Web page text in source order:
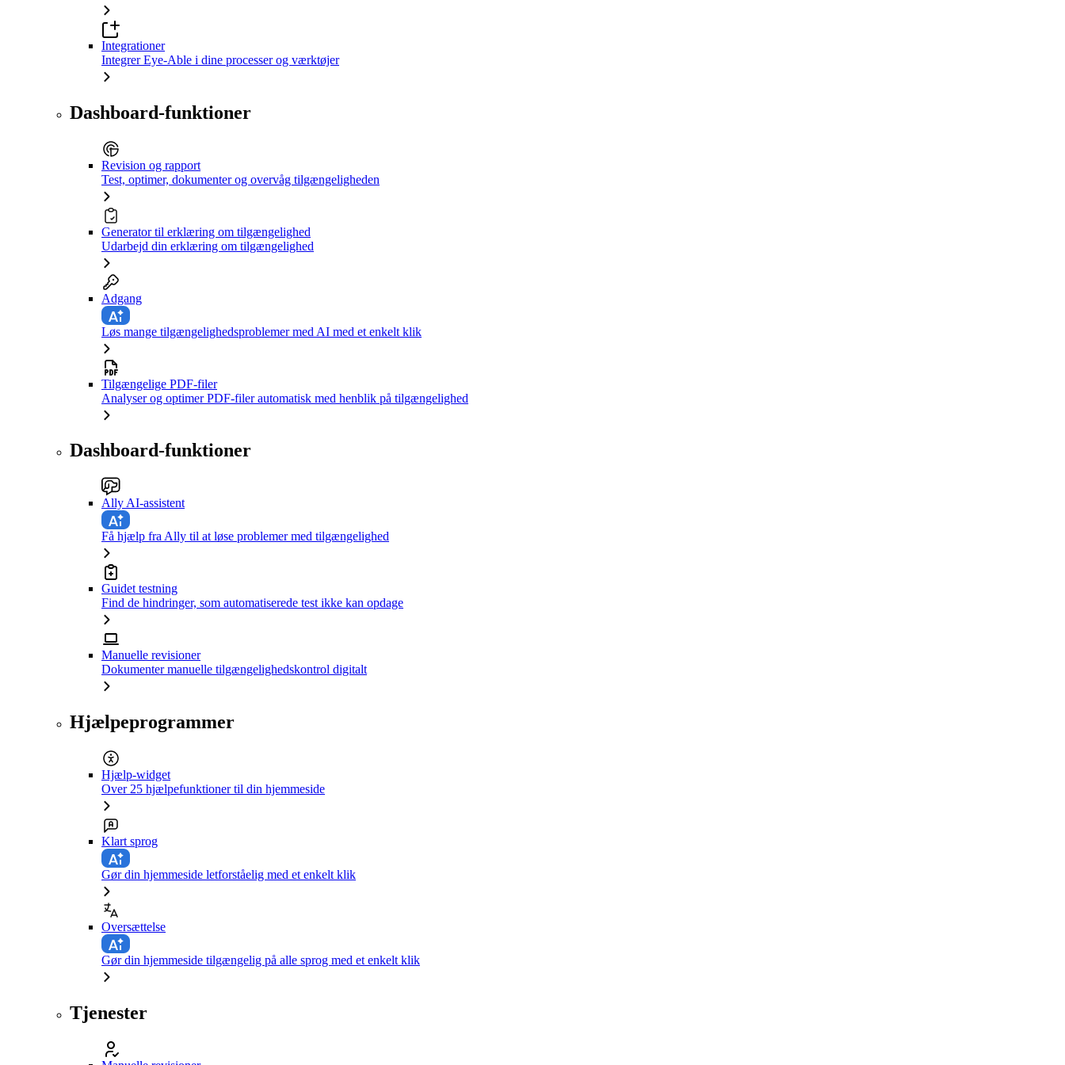
Integrationer
Integrer Eye-Able i dine processer og værktøjer
Dashboard-funktioner
Revision og rapport
Test, optimer, dokumenter og overvåg tilgængeligheden
Generator til erklæring om tilgængelighed
Udarbejd din erklæring om tilgængelighed
Adgang
Løs mange tilgængelighedsproblemer med AI med et enkelt klik
Tilgængelige PDF-filer
Analyser og optimer PDF-filer automatisk med henblik på tilgængelighed
Dashboard-funktioner
Ally AI-assistent
Få hjælp fra Ally til at løse problemer med tilgængelighed
Guidet testning
Find de hindringer, som automatiserede test ikke kan opdage
Manuelle revisioner
Dokumenter manuelle tilgængelighedskontrol digitalt
Hjælpeprogrammer
Hjælp-widget
Over 25 hjælpefunktioner til din hjemmeside
Klart sprog
Gør din hjemmeside letforståelig med et enkelt klik
Oversættelse
Gør din hjemmeside tilgængelig på alle sprog med et enkelt klik
Tjenester